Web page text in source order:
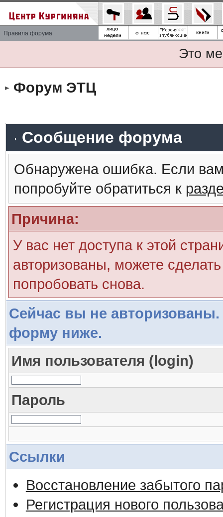
Правила форума
Это
Форум ЭТЦ
Сообщение форума
Обнаружена ошибка. Если
попробуйте обратиться к
Причина:
У вас нет доступа к этой
авторизованы, можете
попробовать снова.
Сейчас вы не авторизованы.
форму ниже.
Имя пользователя (login)
Пароль
Ссылки
Восстановление забытого
Регистрация нового